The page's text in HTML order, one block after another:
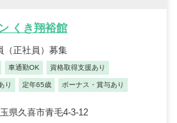
くき翔裕館
（正社員）募集
車通勤OK 資格取得支援あり
り 定年65歳 ボーナス・賞与あり
県久喜市青毛4-3-12